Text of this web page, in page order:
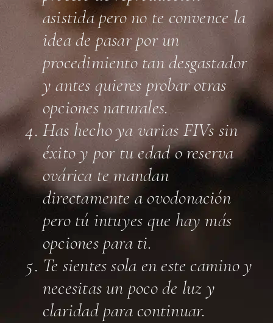
asistida pero no te convence la
idea de pasar por un
procedimiento tan desgastador
y antes quieres probar otras
opciones naturales.
Has hecho ya varias FIVs sin
éxito y por tu edad o reserva
ovárica te mandan
directamente a ovodonación
pero tú intuyes que hay más
opciones para ti.
Te sientes sola en este camino y
necesitas un poco de luz y
claridad para continuar.